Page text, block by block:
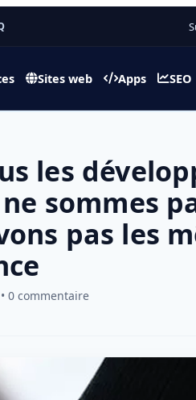
Sites web Apps SEO
les
sommes
pas les
0 commentaire